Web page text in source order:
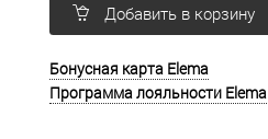
Добавить в корзину
Бонусная карта Elema
Программа лояльности Elema